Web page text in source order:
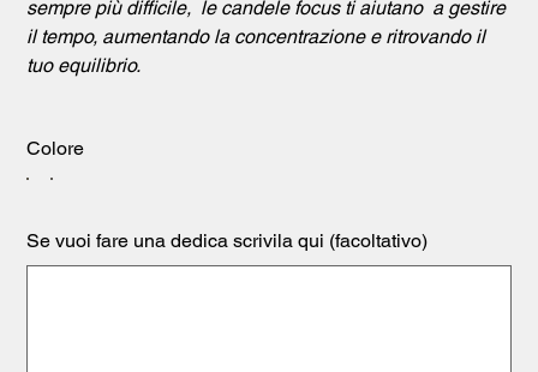
sempre più difficile, le candele focus ti aiutano a gestire
il tempo, aumentando la concentrazione e ritrovando il
tuo equilibrio.
Colore
Se vuoi fare una dedica scrivila qui (facoltativo)